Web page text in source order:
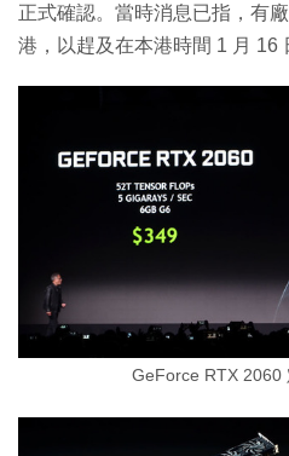
正式確認。當時消息已指，有
港，以趕及在本港時間 1 月 16
GeForce RTX 2060